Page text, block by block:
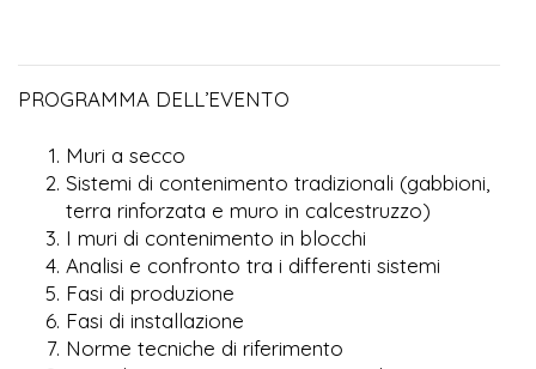
PROGRAMMA DELL’EVENTO
Muri a secco
Sistemi di contenimento tradizionali (gabbioni,
terra rinforzata e muro in calcestruzzo)
I muri di contenimento in blocchi
Analisi e confronto tra i differenti sistemi
Fasi di produzione
Fasi di installazione
Norme tecniche di riferimento